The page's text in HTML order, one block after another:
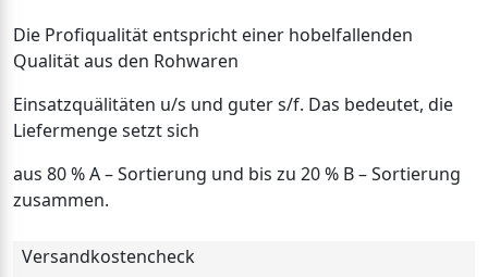
Die Profiqualität entspricht einer hobelfallenden
Qualität aus den Rohwaren
Einsatzquälitäten u/s und guter s/f. Das bedeutet, die
Liefermenge setzt sich
aus 80 % A – Sortierung und bis zu 20 % B – Sortierung
zusammen.
Versandkostencheck